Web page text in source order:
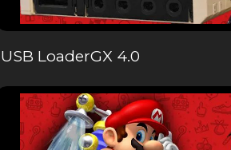
USB LoaderGX 4.0